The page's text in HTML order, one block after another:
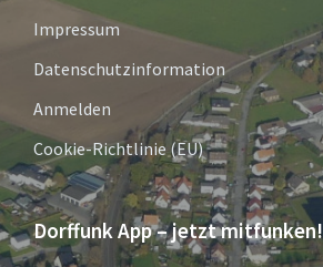
Impressum
Datenschutzinformation
Anmelden
Cookie-Richtlinie (EU)
Dorffunk App – jetzt mitfunken!